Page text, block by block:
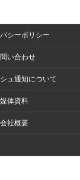
シーポリシー
い合わせ
ュ通知について
媒体資料
会社概要